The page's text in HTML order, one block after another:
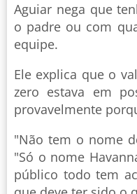
Aguiar nega que
o padre ou com
equipe.
Ele explica que o
zero estava em
provavelmente
"Não tem o nome
"Só o nome
público todo tem